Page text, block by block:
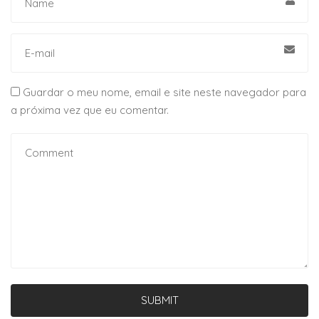
Guardar o meu nome, email e site neste navegador para
a próxima vez que eu comentar.
SUBMIT